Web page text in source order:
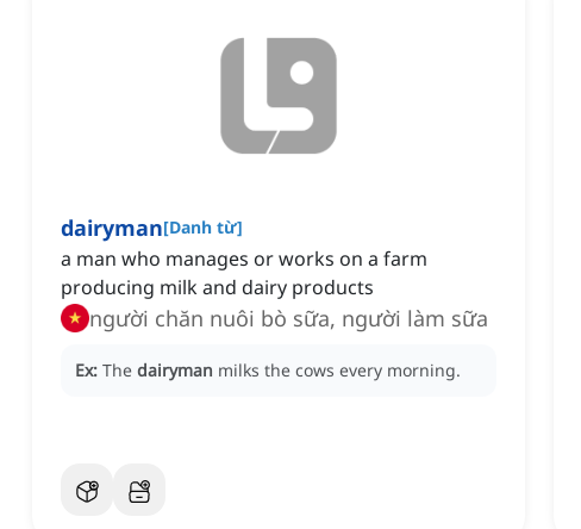
dairyman[Danh từ]
a man who manages or works on a farm
producing milk and dairy products
người chăn nuôi bò sữa, người làm sữa
Ex: The dairyman milks the cows every morning.